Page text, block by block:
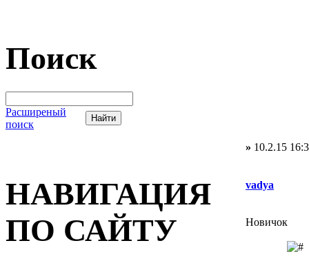
Поиск
Расширеный
поиск
НАВИГАЦИЯ
ПО САЙТУ
» 10.2.15
vadya
Новичок